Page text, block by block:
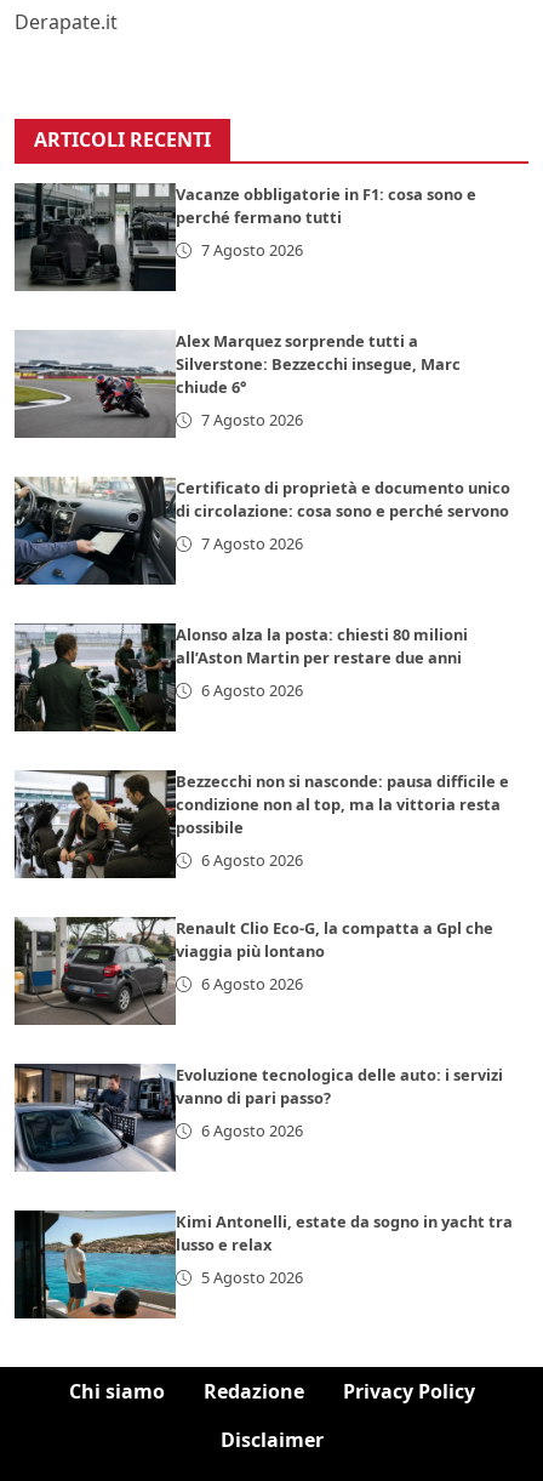
Derapate.it
ARTICOLI RECENTI
Vacanze obbligatorie in F1: cosa sono e
perché fermano tutti
7 Agosto 2026
Alex Marquez sorprende tutti a
Silverstone: Bezzecchi insegue, Marc
chiude 6°
7 Agosto 2026
Certificato di proprietà e documento unico
di circolazione: cosa sono e perché servono
7 Agosto 2026
Alonso alza la posta: chiesti 80 milioni
all’Aston Martin per restare due anni
6 Agosto 2026
Bezzecchi non si nasconde: pausa difficile e
condizione non al top, ma la vittoria resta
possibile
6 Agosto 2026
Renault Clio Eco-G, la compatta a Gpl che
viaggia più lontano
6 Agosto 2026
Evoluzione tecnologica delle auto: i servizi
vanno di pari passo?
6 Agosto 2026
Kimi Antonelli, estate da sogno in yacht tra
lusso e relax
5 Agosto 2026
Chi siamo Redazione
Privacy Policy
Disclaimer